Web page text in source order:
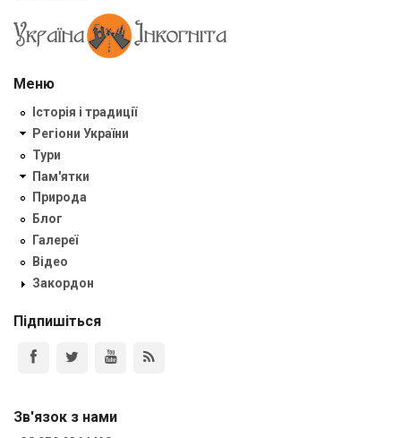
Меню
Історія і традиції
Регіони України
Тури
Пам'ятки
Природа
Блог
Галереї
Відео
Закордон
Підпишіться
Зв'язок з нами